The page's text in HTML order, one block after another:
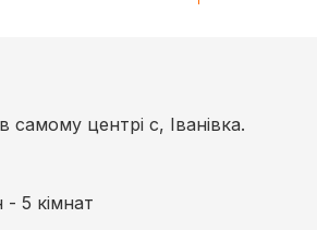
центрі с, Іванівка.
5 кімнат